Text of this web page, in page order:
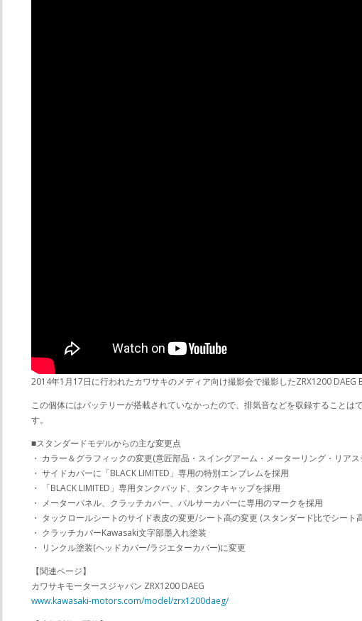
2014年1月17日に行われたカワサキのメディア向け撮影会で撮影したZRX1200 DAEG
この個体にはバッテリーが搭載されていなかったので、排気音などを収録すること
す。
■スタンダードモデルからの主な変更点
・ カラー＆グラフィックの変更(意匠部品・スイングアーム・メーターリング・リ
・ サイドカバーに「BLACK LIMITED」専用の特別エンブレムを採用
・ 「BLACK LIMITED」専用タンクパッド、タンクキャップを採用
・ メーターパネル、クラッチカバー、パルサーカバーに専用のマークを採用
・ タックロールシートのサイド表皮の変更/シート高の変更 (スタンダード比でシート
・ クラッチカバーKawasaki文字部墨入れ塗装
・ リンクル塗装(ヘッドカバー/ラジエターカバー)に変更
【関連ページ】
カワサキモータースジャパン ZRX1200 DAEG
www.kawasaki-motors.com/model/zrx1200daeg/